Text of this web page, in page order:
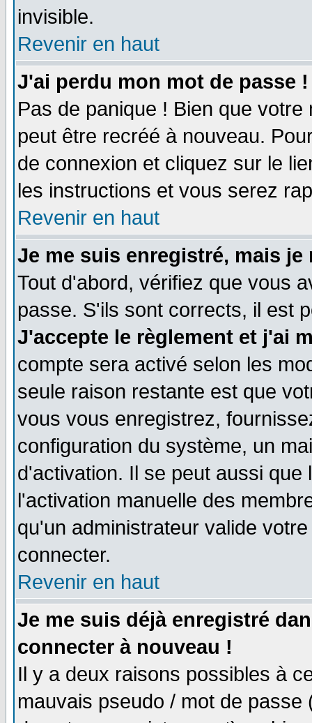
invisible.
Revenir en haut
J'ai perdu mon mot de passe !
Pas de panique ! Bien que
peut être recréé à nouveau.
de connexion et cliquez sur le
les instructions et vous serez
Revenir en haut
Je me suis enregistré, mais
Tout d'abord, vérifiez que vous
passe. S'ils sont corrects, il est
J'accepte le règlement et j'ai
compte sera activé selon les
seule raison restante est que
vous vous enregistrez,
configuration du système, un
d'activation. Il se peut aussi
l'activation manuelle des
qu'un administrateur valide
connecter.
Revenir en haut
Je me suis déjà enregistré
connecter à nouveau !
Il y a deux raisons possibles à
mauvais pseudo / mot de